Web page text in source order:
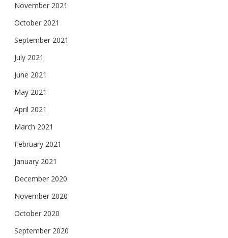
November 2021
October 2021
September 2021
July 2021
June 2021
May 2021
April 2021
March 2021
February 2021
January 2021
December 2020
November 2020
October 2020
September 2020